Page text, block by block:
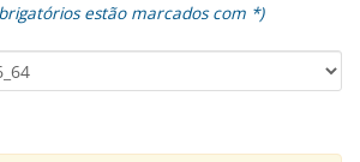
estão marcados com *)